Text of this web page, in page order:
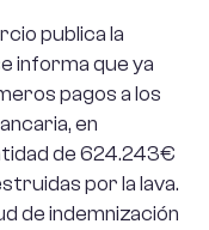
publica la
informa que ya
pagos a los
en
de 624.243€
por la lava.
de indemnización